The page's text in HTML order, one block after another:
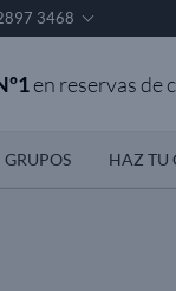
3468
en reservas de
GRUPOS HAZ TU